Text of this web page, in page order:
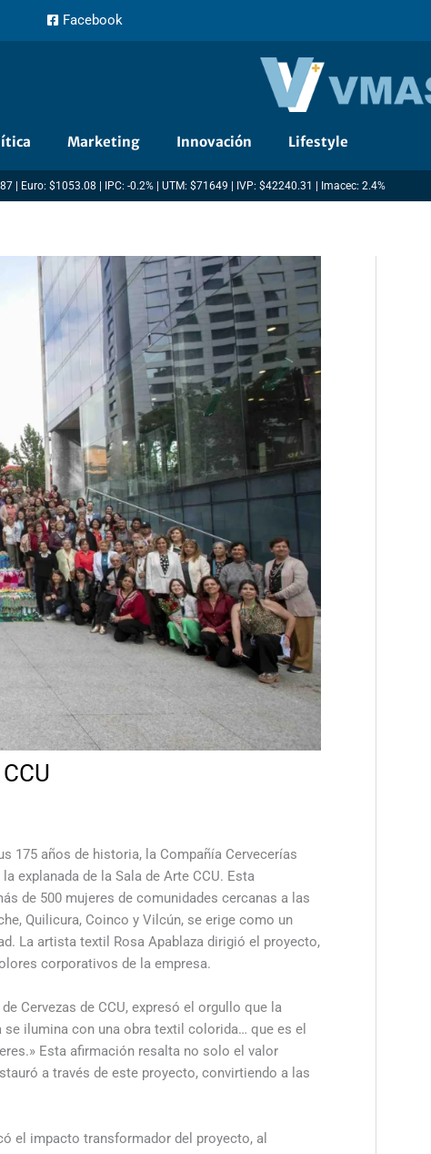
Facebook
Marketing Innovación Lifestyle
| Euro: $1053.08 | IPC: -0.2% | UTM: $71649 | IVP: $42240.31 | Imacec: 2.4%
175 años de historia, la Compañía Cervecerías
explanada de la Sala de Arte CCU. Esta
de 500 mujeres de comunidades cercanas a las
Quilicura, Coinco y Vilcún, se erige como un
La artista textil Rosa Apablaza dirigió el proyecto,
corporativos de la empresa.
Cervezas de CCU, expresó el orgullo que la
ilumina con una obra textil colorida… que es el
Esta afirmación resalta no solo el valor
a través de este proyecto, convirtiendo a las
el impacto transformador del proyecto, al